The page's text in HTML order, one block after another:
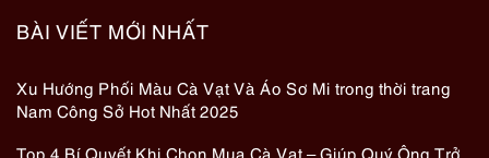
BÀI VIẾT MỚI NHẤT
Xu Hướng Phối Màu Cà Vạt Và Áo Sơ Mi trong thời trang
Nam Công Sở Hot Nhất 2025
Top 4 Bí Quyết Khi Chọn Mua Cà Vạt – Giúp Quý Ông Trở